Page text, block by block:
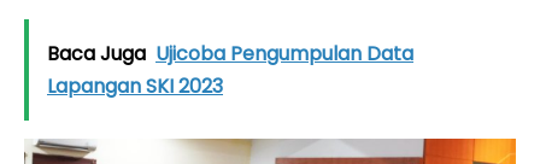
Baca Juga Ujicoba Pengumpulan Data
Lapangan SKI 2023